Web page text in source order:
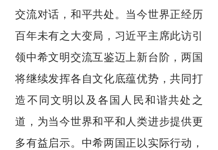
交流对话，和平共处。当今世界正经历
百年未有之大变局，习近平主席此访引
领中希文明交流互鉴迈上新台阶，两国
将继续发挥各自文化底蕴优势，共同打
造不同文明以及各国人民和谐共处之
道，为当今世界和平和人类进步提供更
多有益启示。中希两国正以实际行动，